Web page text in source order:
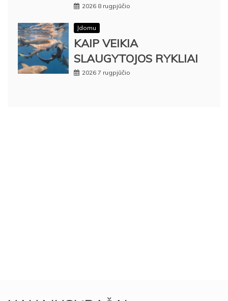
2026 8 rugpjūčio
Įdomu
KAIP VEIKIA
SLAUGYTOJOS RYKLIAI
2026 7 rugpjūčio